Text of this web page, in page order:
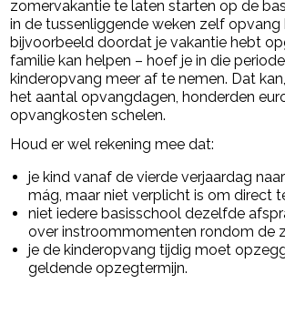
zomervakantie te laten starten op de
in de tussenliggende weken zelf opvang
bijvoorbeeld doordat je vakantie hebt
familie kan helpen – hoef je in die
kinderopvang meer af te nemen. Dat
het aantal opvangdagen, honderden
opvangkosten schelen.
Houd er wel rekening mee dat:
je kind vanaf de vierde verjaardag
mág, maar niet verplicht is om direct
niet iedere basisschool dezelfde
over instroommomenten rondom de
je de kinderopvang tijdig moet
geldende opzegtermijn.